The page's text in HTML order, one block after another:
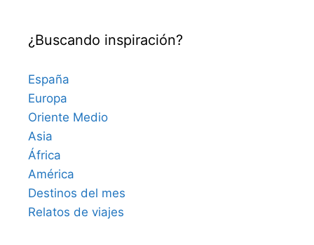
¿Buscando inspiración?
España
Europa
Oriente Medio
Asia
África
América
Destinos del mes
Relatos de viajes